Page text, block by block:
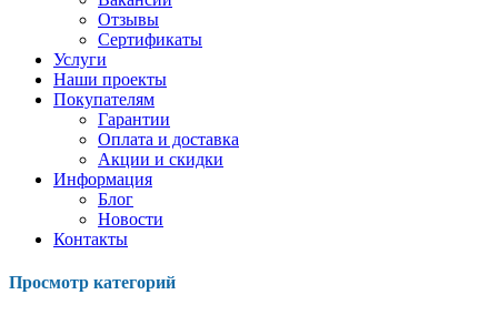
Отзывы
Сертификаты
Услуги
Наши проекты
Покупателям
Гарантии
Оплата и доставка
Акции и скидки
Информация
Блог
Новости
Контакты
Просмотр категорий